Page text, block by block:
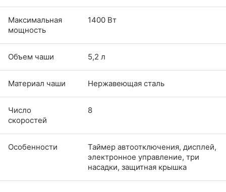
Максимальная
мощность
1400 Вт
Объем чаши 5,2 л
Материал чаши Нержавеющая сталь
Число
скоростей
8
Особенности
Таймер автоотключения, дисплей,
электронное управление, три
насадки, защитная крышка